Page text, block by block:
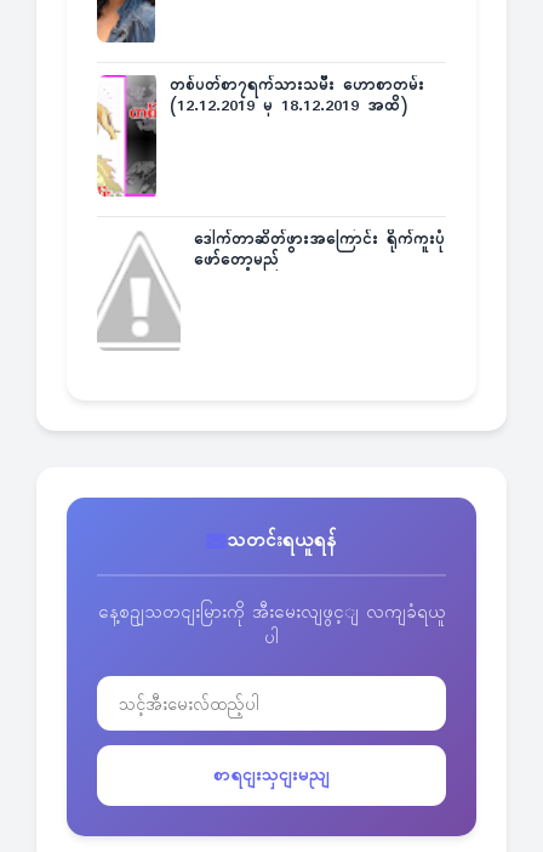
တစ်ပတ်စာ၇ရက်သားသမီး ဟောစာတမ်း
(12.12.2019 မှ 18.12.2019 အထိ)
ဒေါက်တာဆိတ်ဖွားအကြောင်း ရိုက်ကူးပုံ
ဖော်တော့မည်
သတင်းရယူရန်
နေ့စဥျသတငျးမြားကို အီးမေးလျဖွင့ျ လကျခံရယူ
ပါ
စာရငျးသှငျးမညျ